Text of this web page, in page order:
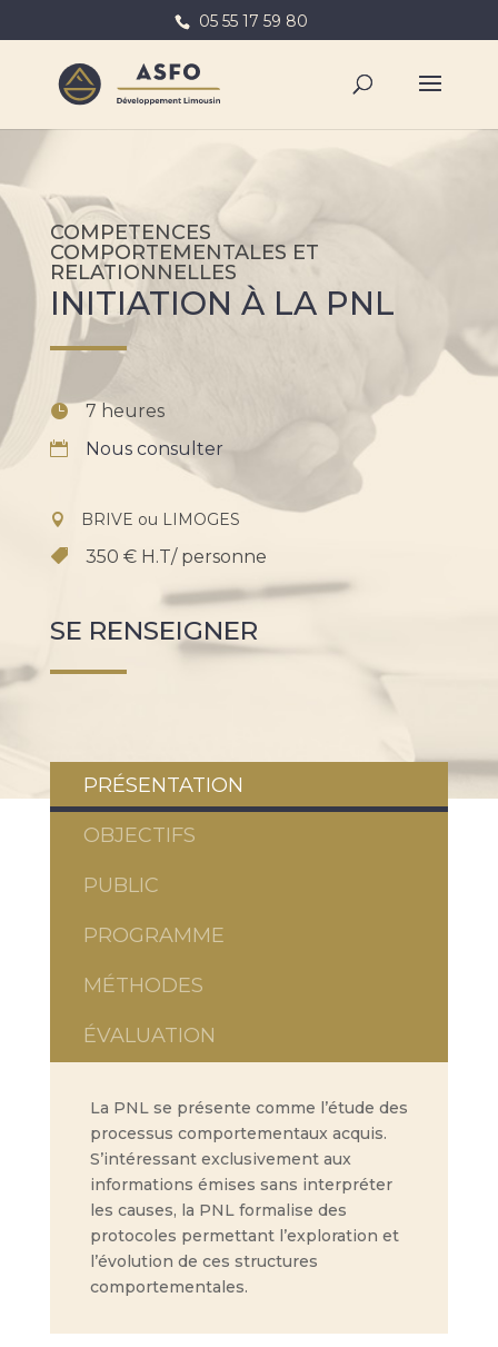
05 55 17 59 80
COMPETENCES
COMPORTEMENTALES ET
RELATIONNELLES
INITIATION À LA PNL
7 heures
Nous consulter
BRIVE ou LIMOGES
350 € H.T/ personne
SE RENSEIGNER
PRÉSENTATION
OBJECTIFS
PUBLIC
PROGRAMME
MÉTHODES
ÉVALUATION
La PNL se présente comme l’étude des
processus comportementaux acquis.
S’intéressant exclusivement aux
informations émises sans interpréter
les causes, la PNL formalise des
protocoles permettant l’exploration et
l’évolution de ces structures
comportementales.